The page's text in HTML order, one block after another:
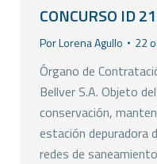
CONCURSO ID
PorLorena Agullo 22
Órgano de
Bellver S.A. Objeto
conservación,
estación depuradora
redes de